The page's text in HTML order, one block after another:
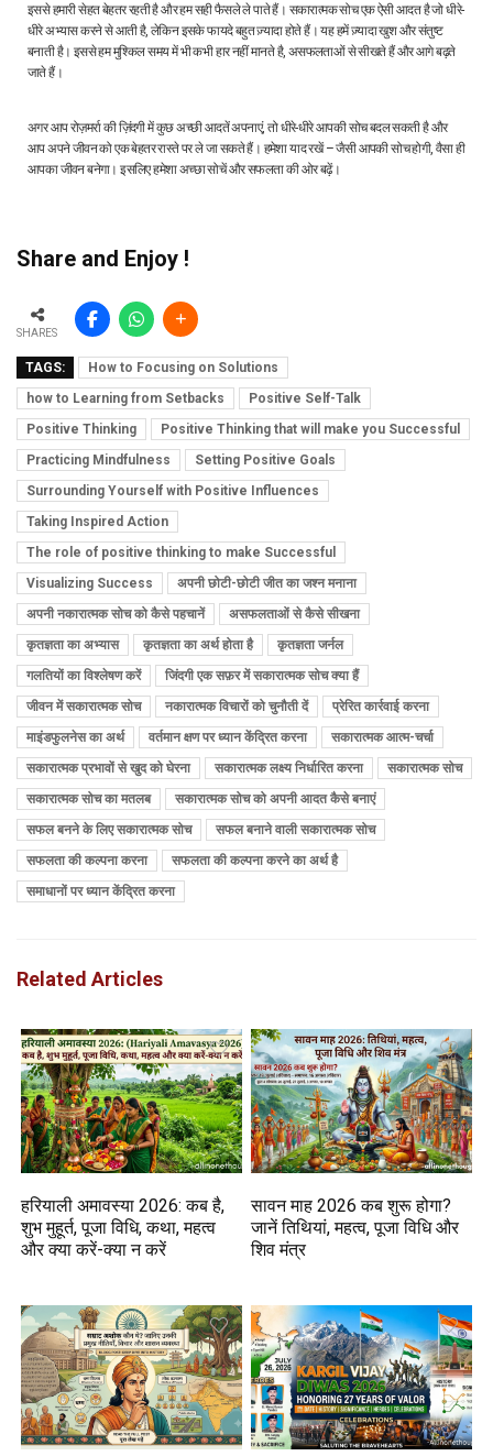
इससे हमारी सेहत बेहतर रहती है और हम सही फैसले ले पाते हैं। सकारात्मक सोच एक ऐसी आदत है जो धीरे-
धीरे अभ्यास करने से आती है, लेकिन इसके फायदे बहुत ज़्यादा होते हैं। यह हमें ज़्यादा खुश और संतुष्ट
बनाती है। इससे हम मुश्किल समय में भी कभी हार नहीं मानते है, असफलताओं से सीखते हैं और आगे बढ़ते
जाते हैं।
अगर आप रोज़मर्रा की ज़िंदगी में कुछ अच्छी आदतें अपनाएं, तो धीरे-धीरे आपकी सोच बदल सकती है और
आप अपने जीवन को एक बेहतर रास्ते पर ले जा सकते हैं। हमेशा याद रखें – जैसी आपकी सोच होगी, वैसा ही
आपका जीवन बनेगा। इसलिए हमेशा अच्छा सोचें और सफलता की ओर बढ़ें।
Share and Enjoy !
SHARES
TAGS:
How to Focusing on Solutions
how to Learning from Setbacks
Positive Self-Talk
Positive Thinking
Positive Thinking that will make you Successful
Practicing Mindfulness
Setting Positive Goals
Surrounding Yourself with Positive Influences
Taking Inspired Action
The role of positive thinking to make Successful
Visualizing Success
अपनी छोटी-छोटी जीत का जश्न मनाना
अपनी नकारात्मक सोच को कैसे पहचानें
असफलताओं से कैसे सीखना
कृतज्ञता का अभ्यास
कृतज्ञता का अर्थ होता है
कृतज्ञता जर्नल
गलतियों का विश्लेषण करें
जिंदगी एक सफ़र में सकारात्मक सोच क्या हैं
जीवन में सकारात्मक सोच
नकारात्मक विचारों को चुनौती दें
प्रेरित कार्रवाई करना
माइंडफुलनेस का अर्थ
वर्तमान क्षण पर ध्यान केंद्रित करना
सकारात्मक आत्म-चर्चा
सकारात्मक प्रभावों से खुद को घेरना
सकारात्मक लक्ष्य निर्धारित करना
सकारात्मक सोच
सकारात्मक सोच का मतलब
सकारात्मक सोच को अपनी आदत कैसे बनाएं
सफल बनने के लिए सकारात्मक सोच
सफल बनाने वाली सकारात्मक सोच
सफलता की कल्पना करना
सफलता की कल्पना करने का अर्थ है
समाधानों पर ध्यान केंद्रित करना
Related Articles
हरियाली अमावस्या 2026: कब है,
शुभ मुहूर्त, पूजा विधि, कथा, महत्व
और क्या करें-क्या न करें
सावन माह 2026 कब शुरू होगा?
जानें तिथियां, महत्व, पूजा विधि और
शिव मंत्र